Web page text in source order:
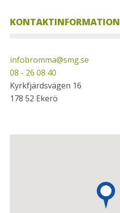
KONTAKTINFORMATION
infobromma@smg.se
08 - 26 08 40
Kyrkfjärdsvägen 16
178 52 Ekerö